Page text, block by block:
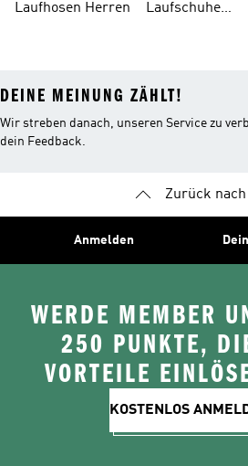
Laufhosen Herren
Laufschuhe
DEINE MEINUNG ZÄHLT!
Wir streben danach, unseren Service zu
dein Feedback.
Zurück nach
Anmelden
WERDE MEMBER
250 PUNKTE,
VORTEILE
KOSTENLOS